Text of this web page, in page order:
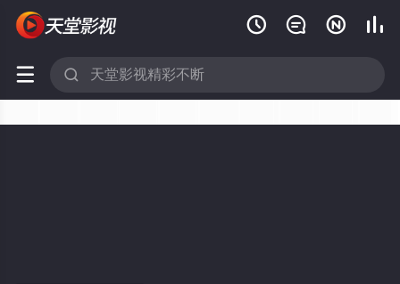
   
 